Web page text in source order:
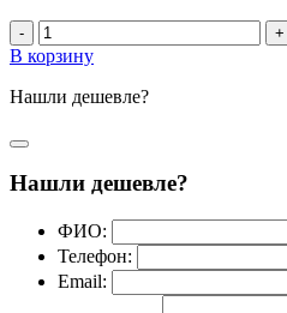
- +
В корзину
Нашли дешевле?
Нашли дешевле?
ФИО:
Телефон:
Email: